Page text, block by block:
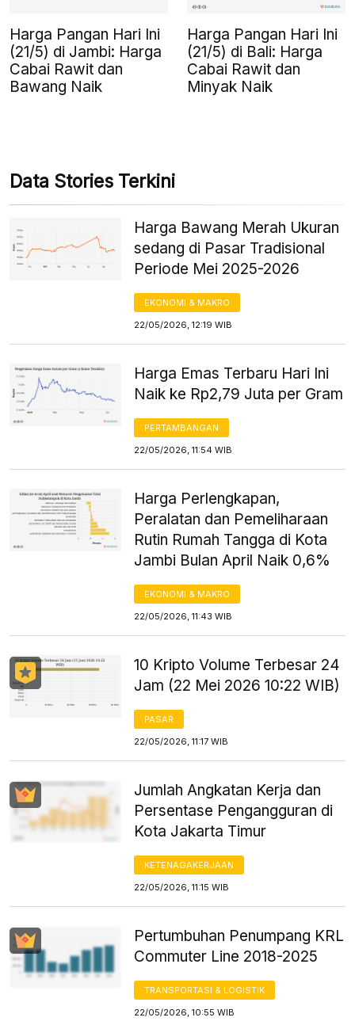
Harga Pangan Hari Ini
(21/5) di Jambi: Harga
Cabai Rawit dan
Bawang Naik
Harga Pangan Hari Ini
(21/5) di Bali: Harga
Cabai Rawit dan
Minyak Naik
Data Stories Terkini
Harga Bawang Merah Ukuran
sedang di Pasar Tradisional
Periode Mei 2025-2026
EKONOMI & MAKRO
22/05/2026, 12:19 WIB
Harga Emas Terbaru Hari Ini
Naik ke Rp2,79 Juta per Gram
PERTAMBANGAN
22/05/2026, 11:54 WIB
Harga Perlengkapan,
Peralatan dan Pemeliharaan
Rutin Rumah Tangga di Kota
Jambi Bulan April Naik 0,6%
EKONOMI & MAKRO
22/05/2026, 11:43 WIB
10 Kripto Volume Terbesar 24
Jam (22 Mei 2026 10:22 WIB)
PASAR
22/05/2026, 11:17 WIB
Jumlah Angkatan Kerja dan
Persentase Pengangguran di
Kota Jakarta Timur
KETENAGAKERJAAN
22/05/2026, 11:15 WIB
Pertumbuhan Penumpang KRL
Commuter Line 2018-2025
TRANSPORTASI & LOGISTIK
22/05/2026, 10:55 WIB